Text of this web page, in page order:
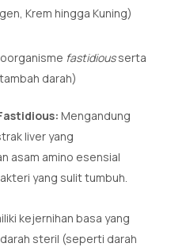
Krem hingga Kuning)
fastidiousserta
darah)
Mengandung
liver yang
asam amino esensial
yang sulit tumbuh.
kejernihan basa yang
steril (seperti darah